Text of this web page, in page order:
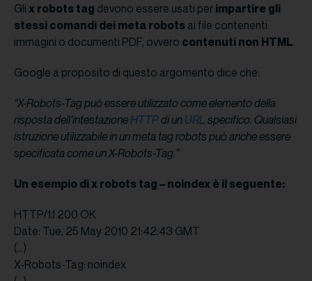
Gli x robots tag devono essere usati per impartire gli
stessi comandi dei meta robots ai file contenenti
immagini o documenti PDF, ovvero contenuti non HTML.
Google a proposito di questo argomento dice che:
“X-Robots-Tag può essere utilizzato come elemento della
risposta dell’intestazioneHTTPdi un URL specifico. Qualsiasi
istruzione utilizzabile in un meta tag robots può anche essere
specificata come un X-Robots-Tag.”
Un esempio di x robots tag – noindex è il seguente:
HTTP/1.1 200 OK
Date: Tue, 25 May 2010 21:42:43 GMT
(…)
X-Robots-Tag: noindex